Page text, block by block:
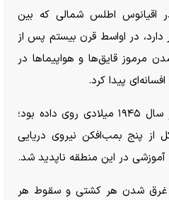
اقیانوس اطلس شمالی که بین
دارد، در اواسط قرن بیستم پس از
مرموز قایق‌ها و هواپیما‌ها در
پیدا کرد.
یکی از مشهورترین حوادث در سال ۱۹۴۵ میلادی روی داده بود؛
از پنج بمب‌افکن نیروی دریایی
در این منطقه ناپدید شد.
غرق شدن هر کشتی و سقوط هر